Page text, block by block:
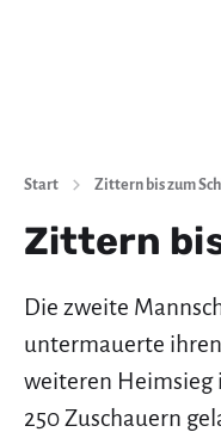
Start Zittern bis zum
Zittern
Die zweite
untermauerte
weiteren Heimsieg
250 Zuschauern